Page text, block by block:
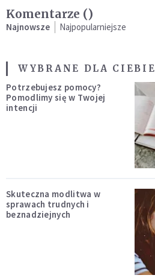
Komentarze ()
Najnowsze Najpopularniejsze
WYBRANE DLA CIEBIE
Potrzebujesz pomocy?
Pomodlimy się w Twojej
intencji
Skuteczna modlitwa w
sprawach trudnych i
beznadziejnych